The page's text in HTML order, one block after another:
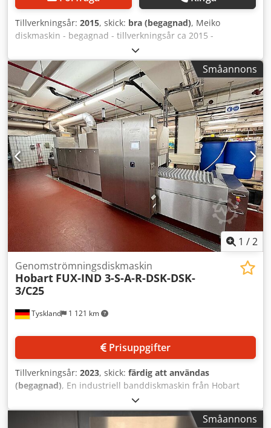
Tillverkningsår: 2015, skick: bra (begagnad), Meiko
diskmaskin - begagnad - tillverkningsår ca 2015 -
elektronisk styrning - spänning 400 V Dsdpezm N Nfsfx
Andekr - effekt ca 10 kW - industriell maskin - avhämtning
från lager / alternativt kan den skickas - pris 2 000 € EXW
Småannons
1 /2
Tyskland 1 121 km
Genomströmningsdiskmaskin
Hobart FUX-IND 3-S-A-R-DSK-DSK-
3/C25
Prisuppgifter
Tillverkningsår: 2023, skick: färdig att användas
(begagnad), En industriell banddiskmaskin från Hobart
finns tillgänglig. Uppvärmning: elektrisk, bandbredd: 612
mm, bandhöjd: 440 mm, arbetshöjd: 920 mm,
transportriktning: från vänster till höger, totalansluten
Småannons